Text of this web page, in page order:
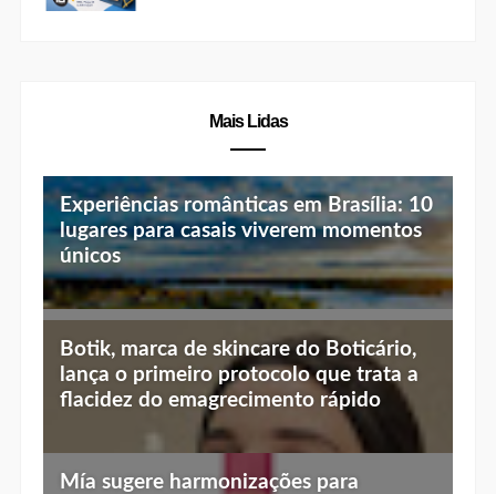
Mais Lidas
Experiências românticas em Brasília: 10
lugares para casais viverem momentos
únicos
Top 10 jantares românticos em Brasília:
luz baixa, vista linda e menu especial
Botik, marca de skincare do Boticário,
lança o primeiro protocolo que trata a
flacidez do emagrecimento rápido
Mía sugere harmonizações para